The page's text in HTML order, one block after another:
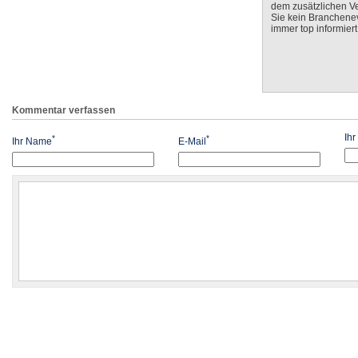
dem zusätzlichen
Sie kein
immer top
Kommentar verfassen
Ihr Name* E-Mail *